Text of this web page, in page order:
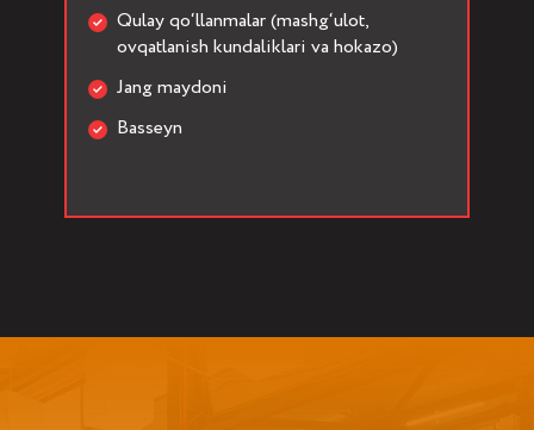
Qulay qo‘llanmalar (mashg‘ulot,
ovqatlanish kundaliklari va hokazo)
Jang maydoni
Basseyn